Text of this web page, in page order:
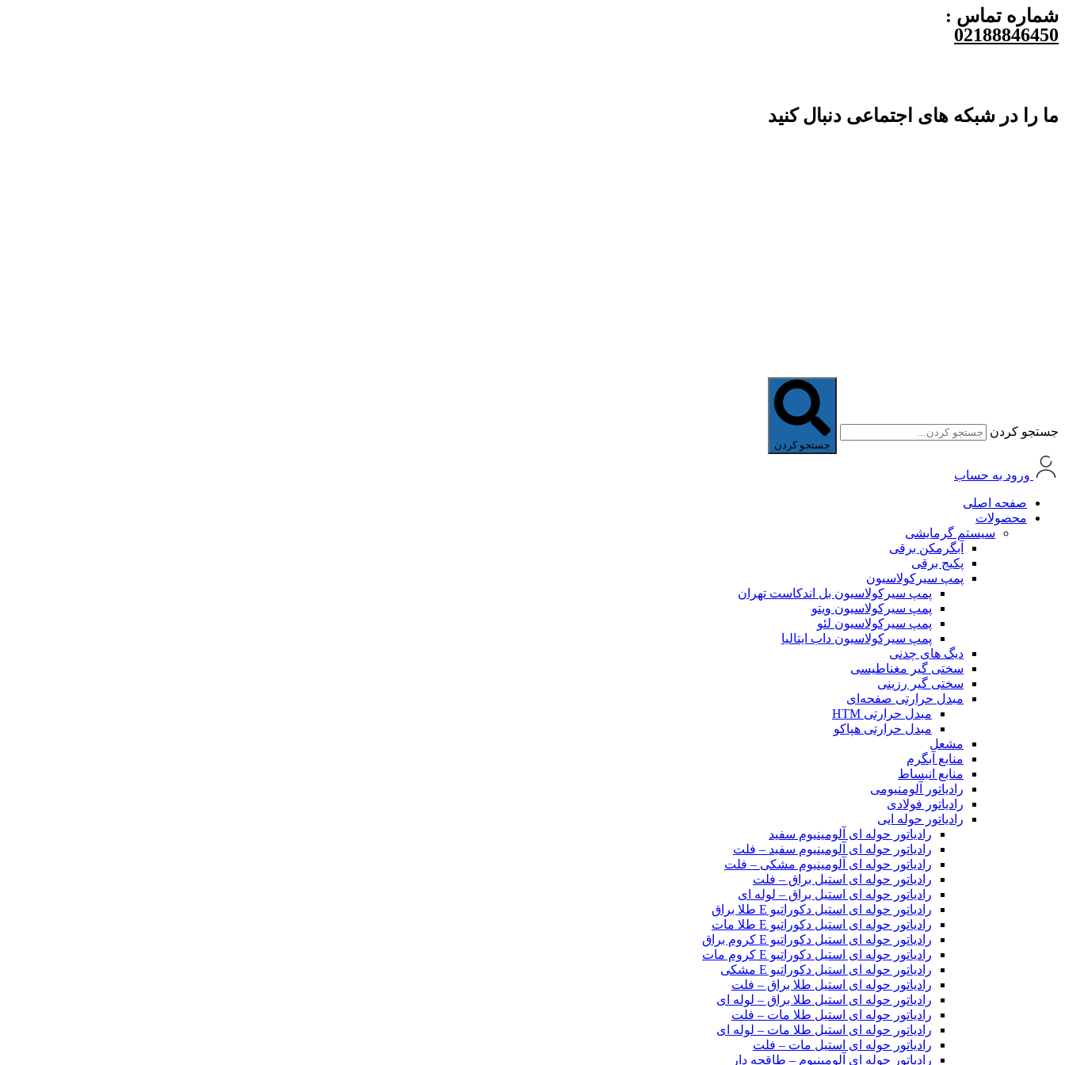
شماره تماس :
02188846450
ما را در شبکه های اجتماعی دنبال کنید
جستجو کردن
جستجو کردن
ورود به حساب
صفحه اصلی
محصولات
سیستم گرمایشی
آبگرمکن برقی
پکیج برقی
پمپ سیرکولاسیون
پمپ سیرکولاسیون بل اندکاست تهران
پمپ سیرکولاسیون ویتو
پمپ سیرکولاسیون لئو
پمپ سیرکولاسیون داب ایتالیا
دیگ های چدنی
سختی گیر مغناطیسی
سختی گیر رزینی
مبدل حرارتی صفحه‌ای
مبدل حرارتی HTM‎
مبدل حرارتی هپاکو
مشعل
منابع آبگرم
منابع انبساط
رادیاتور آلومنیومی
رادیاتور فولادی
رادیاتور حوله ایی
رادیاتور حوله ای آلومینیوم سفید
رادیاتور حوله ای آلومینیوم سفید – فلت
رادیاتور حوله ای آلومینیوم مشکی – فلت
رادیاتور حوله ای استیل براق – فلت
رادیاتور حوله ای استیل براق – لوله ای
رادیاتور حوله ای استیل دکوراتیو E طلا براق
رادیاتور حوله ای استیل دکوراتیو E طلا مات
رادیاتور حوله ای استیل دکوراتیو E کروم براق
رادیاتور حوله ای استیل دکوراتیو E کروم مات
رادیاتور حوله ای استیل دکوراتیو E مشکی
رادیاتور حوله ای استیل طلا براق – فلت
رادیاتور حوله ای استیل طلا براق – لوله ای
رادیاتور حوله ای استیل طلا مات – فلت
رادیاتور حوله ای استیل طلا مات – لوله ای
رادیاتور حوله ای استیل مات – فلت
رادیاتور حوله ای آلومینیوم – طاقچه دار